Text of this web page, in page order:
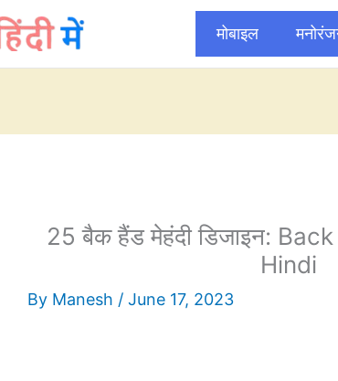
मोबाइल
25 बैक हैंड मेहंदी डिजाइन:
Hindi
By Manesh /June 17, 2023